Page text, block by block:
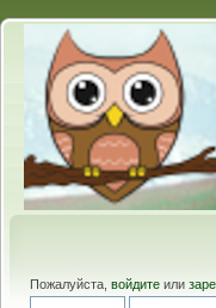
Пожалуйста, войдите или